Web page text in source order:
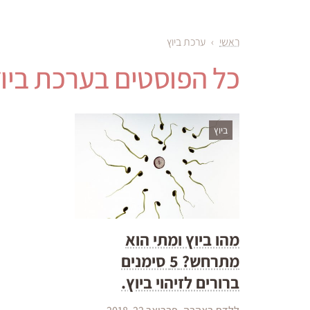
ראשי › ערכת ביוץ
כל הפוסטים בערכת
ביוץ
מהו ביוץ ומתי הוא
מתרחש? 5 סימנים
ברורים לזיהוי ביוץ.